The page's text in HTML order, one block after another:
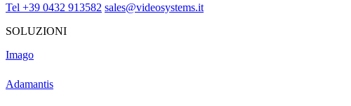
Tel +39 0432 913582 sales@videosystems.it
SOLUZIONI
Imago
Adamantis